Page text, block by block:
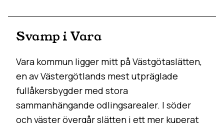
Svamp i Vara
Vara kommun ligger mitt på Västgötaslätten,
en av Västergötlands mest utpräglade
fullåkersbygder med stora
sammanhängande odlingsarealer. I söder
och väster övergår slätten i ett mer kuperat